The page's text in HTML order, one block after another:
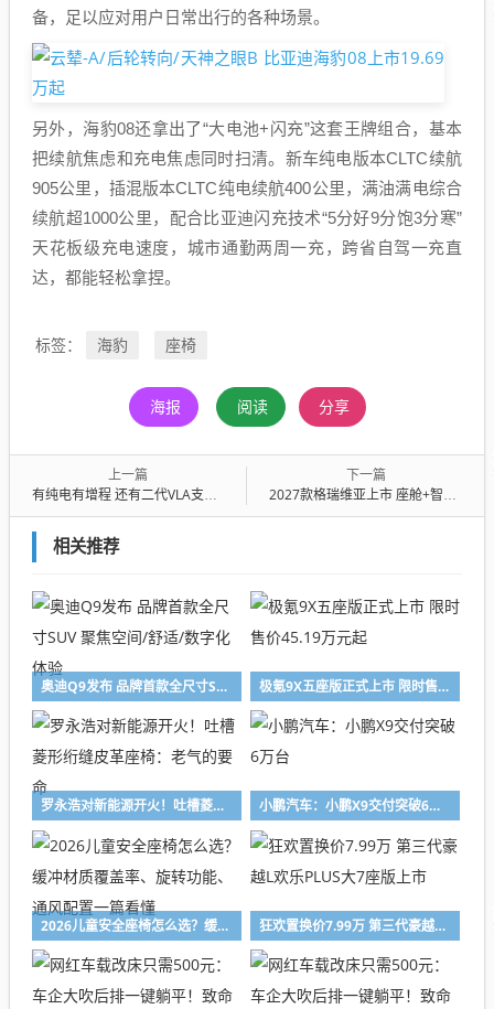
备，足以应对用户日常出行的各种场景。
另外，海豹08还拿出了“大电池+闪充”这套王牌组合，基本
把续航焦虑和充电焦虑同时扫清。新车纯电版本CLTC续航
905公里，插混版本CLTC纯电续航400公里，满油满电综合
续航超1000公里，配合比亚迪闪充技术“5分好9分饱3分寒”
天花板级充电速度，城市通勤两周一充，跨省自驾一充直
达，都能轻松拿捏。
标签： 海豹 座椅
海报 阅读 分享
上一篇
有纯电有增程 还有二代VLA支持 小鹏MONA L03预售价14.38万起
下一篇
2027款格瑞维亚上市 座舱+智能升级 23.68万起
相关推荐
奥迪Q9发布 品牌首款全尺寸SUV 聚焦空间/舒适/数字化体验 极氪9X五座版正式上市 限时售价45.19万元起
罗永浩对新能源开火！吐槽菱形绗缝皮革座椅：老气的要命 小鹏汽车：小鹏X9交付突破6万台
2026儿童安全座椅怎么选？缓冲材质覆盖率、旋转功能、通风配置一篇看懂 狂欢置换价7.99万 第三代豪越L欢乐PLUS大7座版上市